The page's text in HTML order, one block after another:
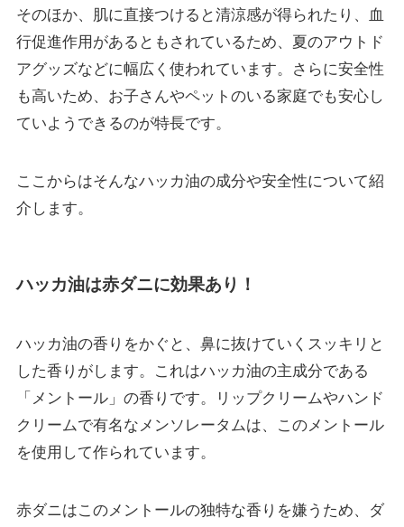
そのほか、肌に直接つけると清涼感が得られたり、血
行促進作用があるともされているため、夏のアウトド
アグッズなどに幅広く使われています。さらに安全性
も高いため、お子さんやペットのいる家庭でも安心し
ていようできるのが特長です。
ここからはそんなハッカ油の成分や安全性について紹
介します。
ハッカ油は赤ダニに効果あり！
ハッカ油の香りをかぐと、鼻に抜けていくスッキリと
した香りがします。これはハッカ油の主成分である
「メントール」の香りです。リップクリームやハンド
クリームで有名なメンソレータムは、このメントール
を使用して作られています。
赤ダニはこのメントールの独特な香りを嫌う ため、ダ